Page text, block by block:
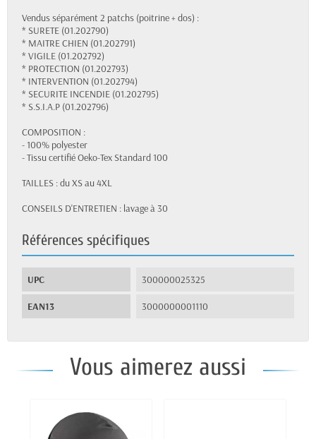
Vendus séparément 2 patchs (poitrine + dos) :
* SURETE (01.202790)
* MAITRE CHIEN (01.202791)
* VIGILE (01.202792)
* PROTECTION (01.202793)
* INTERVENTION (01.202794)
* SECURITE INCENDIE (01.202795)
* S.S.I.A.P (01.202796)
COMPOSITION :
- 100% polyester
- Tissu certifié Oeko-Tex Standard 100
TAILLES : du XS au 4XL
CONSEILS D'ENTRETIEN : lavage à 30
Références spécifiques
UPC 300000025325
EAN13 3000000001110
Vous aimerez aussi